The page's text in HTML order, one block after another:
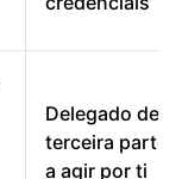
Delegado de
terceira parte
a agir por ti